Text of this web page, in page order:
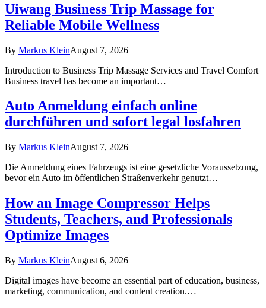
Uiwang Business Trip Massage for
Reliable Mobile Wellness
By Markus KleinAugust 7, 2026
Introduction to Business Trip Massage Services and Travel Comfort
Business travel has become an important…
Auto Anmeldung einfach online
durchführen und sofort legal losfahren
By Markus KleinAugust 7, 2026
Die Anmeldung eines Fahrzeugs ist eine gesetzliche Voraussetzung,
bevor ein Auto im öffentlichen Straßenverkehr genutzt…
How an Image Compressor Helps
Students, Teachers, and Professionals
Optimize Images
By Markus KleinAugust 6, 2026
Digital images have become an essential part of education, business,
marketing, communication, and content creation.…